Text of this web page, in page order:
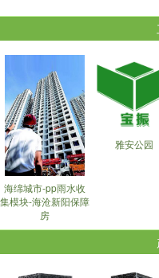
海绵城市-pp雨水收
集模块-海沧新阳保障
房
雅安公园